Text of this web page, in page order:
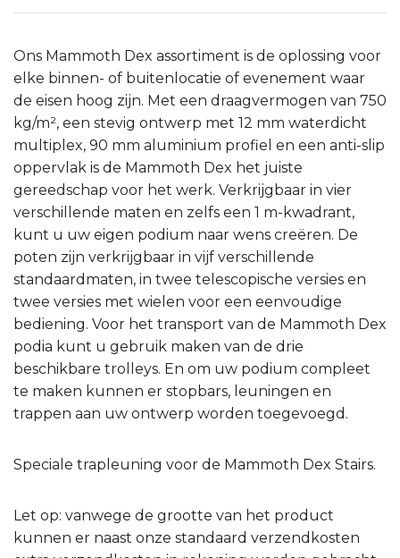
Ons Mammoth Dex assortiment is de oplossing voor
elke binnen- of buitenlocatie of evenement waar
de eisen hoog zijn. Met een draagvermogen van 750
kg/m², een stevig ontwerp met 12 mm waterdicht
multiplex, 90 mm aluminium profiel en een anti-slip
oppervlak is de Mammoth Dex het juiste
gereedschap voor het werk. Verkrijgbaar in vier
verschillende maten en zelfs een 1 m-kwadrant,
kunt u uw eigen podium naar wens creëren. De
poten zijn verkrijgbaar in vijf verschillende
standaardmaten, in twee telescopische versies en
twee versies met wielen voor een eenvoudige
bediening. Voor het transport van de Mammoth Dex
podia kunt u gebruik maken van de drie
beschikbare trolleys. En om uw podium compleet
te maken kunnen er stopbars, leuningen en
trappen aan uw ontwerp worden toegevoegd.
Speciale trapleuning voor de Mammoth Dex Stairs.
Let op: vanwege de grootte van het product
kunnen er naast onze standaard verzendkosten